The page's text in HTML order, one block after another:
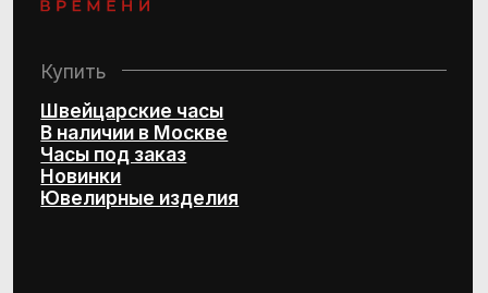
Согласие на обработку
персональных данных
Политика конфиденциальности
© 2016–2025 Project by Royal Store Team